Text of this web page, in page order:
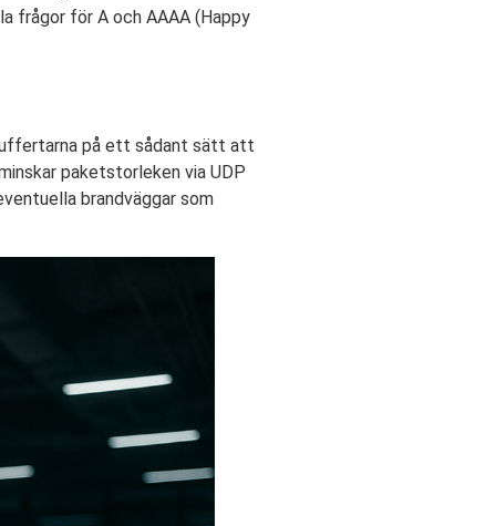
frågor för A och AAAA (Happy
på ett sådant sätt att
paketstorleken via UDP
brandväggar som